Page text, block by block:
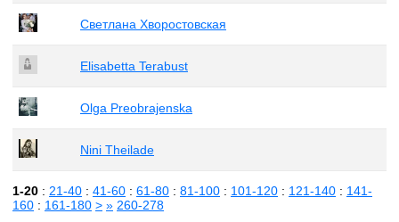
Светлана Хворостовская
Elisabetta Terabust
Olga Preobrajenska
Nini Theilade
1-20 : 21-40 : 41-60 : 61-80 : 81-100 : 101-120 : 121-140 : 141-
160 : 161-180 > » 260-278